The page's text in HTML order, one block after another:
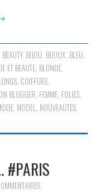
BEAUTY, BIJOU BIJOUX, BLEU
ET BEAUTE BLONDE
COIFFURE
BLOGGER FEMME FOLIES
MODEL NOUVEAUTES
#PARIS